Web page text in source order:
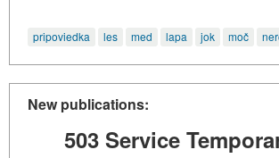
pripoviedka les med lapa jok moč
New publications:
503 Service